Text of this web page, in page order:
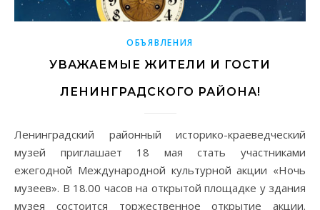
ОБЪЯВЛЕНИЯ
УВАЖАЕМЫЕ ЖИТЕЛИ И ГОСТИ
ЛЕНИНГРАДСКОГО РАЙОНА!
Ленинградский районный историко-краеведческий
музей приглашает 18 мая стать участниками
ежегодной Международной культурной акции «Ночь
музеев». В 18.00 часов на открытой площадке у здания
музея состоится торжественное открытие акции.